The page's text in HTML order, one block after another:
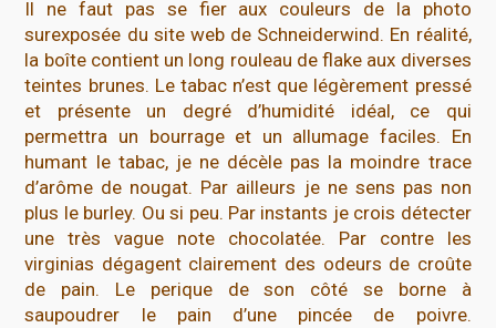
Il ne faut pas se fier aux couleurs de la photo
surexposée du site web de Schneiderwind. En réalité,
la boîte contient un long rouleau de flake aux diverses
teintes brunes. Le tabac n’est que légèrement pressé
et présente un degré d’humidité idéal, ce qui
permettra un bourrage et un allumage faciles. En
humant le tabac, je ne décèle pas la moindre trace
d’arôme de nougat. Par ailleurs je ne sens pas non
plus le burley. Ou si peu. Par instants je crois détecter
une très vague note chocolatée. Par contre les
virginias dégagent clairement des odeurs de croûte
de pain. Le perique de son côté se borne à
saupoudrer le pain d’une pincée de poivre.